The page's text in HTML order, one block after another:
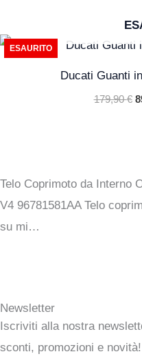
ESAURITO
Ducati Guanti
179,90€
Il
Telo Coprimoto da Interno
V4 96781581AA Telo
su mi…
Newsletter
Iscriviti alla nostra
sconti, promozioni e novità!